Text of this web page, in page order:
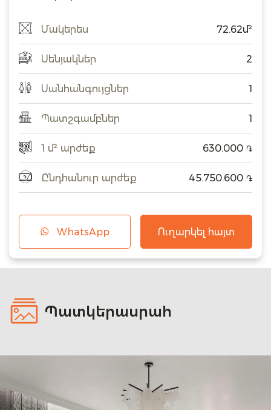
Մակերես 72.62մ²
Սենյակներ 2
Սանհանգույցներ 1
Պատշգամբներ 1
1 մ² արժեք 630.000 ֏
Ընդհանուր արժեք 45.750.600 ֏
WhatsApp Ուղարկել հայտ
Պատկերասրահ